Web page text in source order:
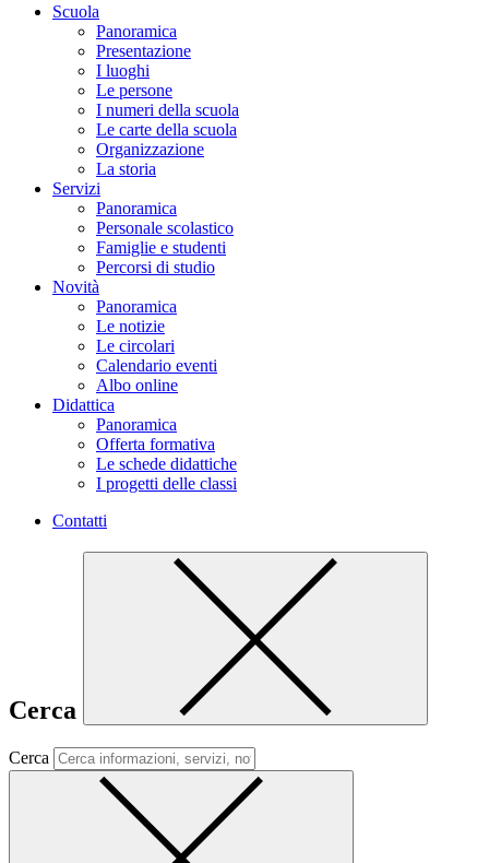
Scuola
Panoramica
Presentazione
I luoghi
Le persone
I numeri della scuola
Le carte della scuola
Organizzazione
La storia
Servizi
Panoramica
Personale scolastico
Famiglie e studenti
Percorsi di studio
Novità
Panoramica
Le notizie
Le circolari
Calendario eventi
Albo online
Didattica
Panoramica
Offerta formativa
Le schede didattiche
I progetti delle classi
Contatti
Cerca
Cerca